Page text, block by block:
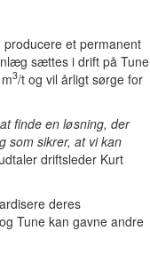
et permanent
sættes i drift på Tune
3/t og vil årligt sørge for
finde en løsning, der
som sikrer, at vi kan
driftsleder Kurt
deres
Tune kan gavne andre